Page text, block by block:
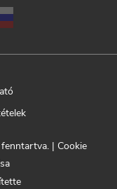
| Cookie